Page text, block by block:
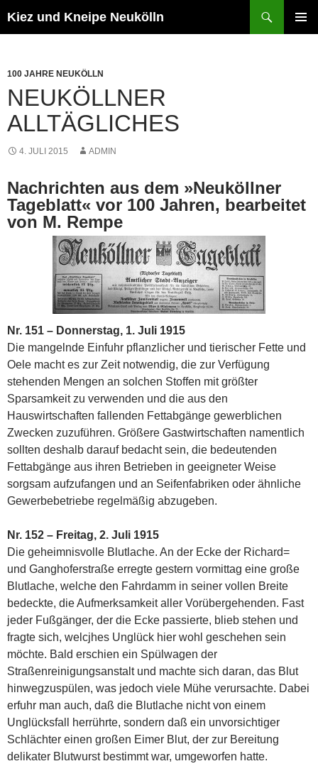
Inhalt
Kiez und Kneipe Neukölln
100 JAHRE NEUKÖLLN
NEUKÖLLNER
ALLTÄGLICHES
4. JULI 2015 ADMIN
Nachrichten aus dem »Neuköllner
Tageblatt« vor 100 Jahren, bearbeitet
von M. Rempe
Nr. 151 – Donnerstag, 1. Juli 1915
Die mangelnde Einfuhr pflanzlicher und tierischer Fette und
Oele macht es zur Zeit notwendig, die zur Verfügung
stehenden Mengen an solchen Stoffen mit größter
Sparsamkeit zu verwenden und die aus den
Hauswirtschaften fallenden Fettabgänge gewerblichen
Zwecken zuzuführen. Größere Gastwirtschaften namentlich
sollten deshalb darauf bedacht sein, die bedeutenden
Fettabgänge aus ihren Betrieben in geeigneter Weise
sorgsam aufzufangen und an Seifenfabriken oder ähnliche
Gewerbebetriebe regelmäßig abzugeben.
Nr. 152 – Freitag, 2. Juli 1915
Die geheimnisvolle Blutlache. An der Ecke der Richard=
und Ganghoferstraße erregte gestern vormittag eine große
Blutlache, welche den Fahrdamm in seiner vollen Breite
bedeckte, die Aufmerksamkeit aller Vorübergehenden. Fast
jeder Fußgänger, der die Ecke passierte, blieb stehen und
fragte sich, welcjhes Unglück hier wohl geschehen sein
möchte. Bald erschien ein Spülwagen der
Straßenreinigungsanstalt und machte sich daran, das Blut
hinwegzuspülen, was jedoch viele Mühe verursachte. Dabei
erfuhr man auch, daß die Blutlache nicht von einem
Unglücksfall herrührte, sondern daß ein unvorsichtiger
Schlächter einen großen Eimer Blut, der zur Bereitung
delikater Blutwurst bestimmt war, umgeworfen hatte.